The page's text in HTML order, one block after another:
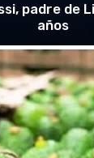
padre de
años